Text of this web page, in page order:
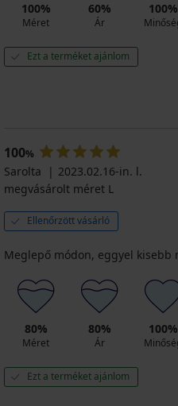
100%
Méret
60%
Ár
100%
Ezt a terméket ajánlom
100%
Sarolta
2023.02.16-in. l.
megvásárolt méret L
Ellenőrzött vásárló
Meglepő módon, eggyel kisebb
80%
Méret
80%
Ár
100%
Ezt a terméket ajánlom